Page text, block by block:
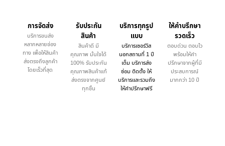
การจัดส่ง
บริการขนส่ง
หลากหลายช่อง
ทาง เพื่อให้สินค้า
ส่งตรงถึงลูกค้า
โดยเร็วที่สุด
รับประกัน
สินค้า
สินค้าดี มี
คุณภาพ มั่นใจได้
100% รับประกัน
คุณภาพสินค้าแท้
ส่งตรงจากศูนย์
ทุกชิ้น
บริการทุกรูป
แบบ
บริการเซอร์วิส
นอกสถานที่ 1 ปี
เต็ม บริการส่ง
ซ่อม ติดตั้ง ให้
บริการและรวมถึง
ให้คำปรึกษาฟรี
ให้คำบรึกษา
รวดเร็ว
ตอบด่วน ตอบไว
พร้อมให้คำ
ปรึกษาจากผู้ที่มี
ประสบการณ์
มากกว่า 10 ปี